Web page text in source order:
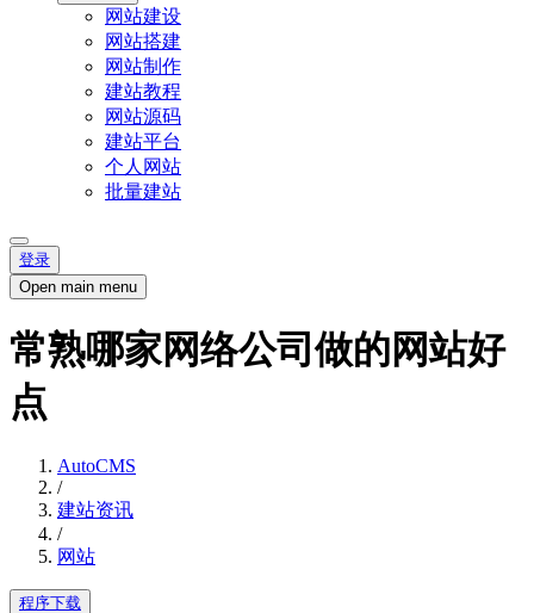
网站建设
网站搭建
网站制作
建站教程
网站源码
建站平台
个人网站
批量建站
登录
Open main menu
常熟哪家网络公司做的网站好
点
AutoCMS
/
建站资讯
/
网站
程序下载